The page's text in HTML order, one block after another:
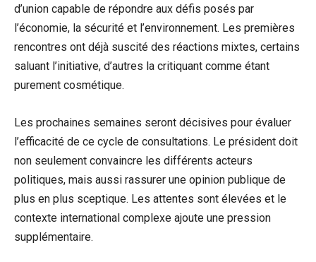
d’union capable de répondre aux défis posés par
l’économie, la sécurité et l’environnement. Les premières
rencontres ont déjà suscité des réactions mixtes, certains
saluant l’initiative, d’autres la critiquant comme étant
purement cosmétique.
Les prochaines semaines seront décisives pour évaluer
l’efficacité de ce cycle de consultations. Le président doit
non seulement convaincre les différents acteurs
politiques, mais aussi rassurer une opinion publique de
plus en plus sceptique. Les attentes sont élevées et le
contexte international complexe ajoute une pression
supplémentaire.